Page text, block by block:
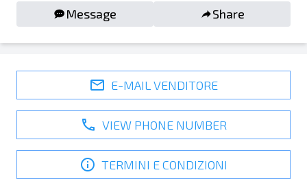
Message Share
E-MAIL VENDITORE
VIEW PHONE NUMBER
TERMINI E CONDIZIONI